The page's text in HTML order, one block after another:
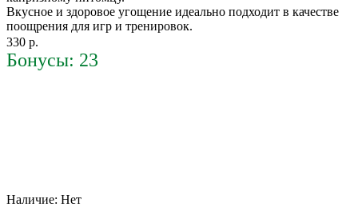
Вкусное и здоровое угощение идеально подходит в качестве
поощрения для игр и тренировок.
330 р.
Бонусы: 23
Наличие: Нет